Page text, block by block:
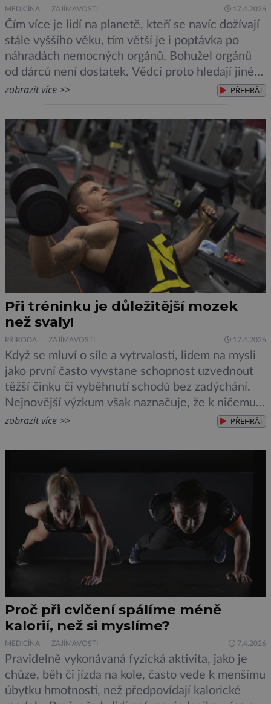
MEDICÍNA ZAJÍMAVOSTI 17.4.2026
Čím více je lidí na planetě, kteří se navíc dožívají
stále vyššího věku, tím větší je i poptávka po
náhradách nemocných orgánů. Bohužel orgánů
od dárců není dostatek. Vědci proto hledají jiné
cesty. Vedle experimentů s xenotransplantacemi
tiskárnách. Blížíme se k vytištění funkčních
orgánů, nebo […]
zobrazit více >> PŘEHRÁT
Při tréninku je důležitější mozek
než svaly!
PŘÍRODA ZAJÍMAVOSTI 17.4.2026
Když se mluví o síle a vytrvalosti, lidem na mysli
jako první často vyvstane schopnost uzvednout
těžší činku či vyběhnutí schodů bez zadýchání.
Nejnovější výzkum však naznačuje, že k ničemu z
toho nedojde, pokud se jako první nezmění
pozorována vyšší aktivita buněk v hypotalamu.
Když jim byly […]
zobrazit více >> PŘEHRÁT
Proč při cvičení spálíme méně
kalorií, než si myslíme?
MEDICÍNA ZAJÍMAVOSTI 7.4.2026
Pravidelně vykonávaná fyzická aktivita, jako je
chůze, běh či jízda na kole, často vede k menšímu
úbytku hmotnosti, než předpovídají kalorické